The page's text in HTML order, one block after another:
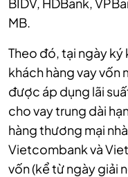
MB.
Theo đó, tại ngày
khách hàng vay vốn
được áp dụng lãi
cho vay trung dài
hàng thương mại
Vietcombank và
vốn (kể từ ngày giải